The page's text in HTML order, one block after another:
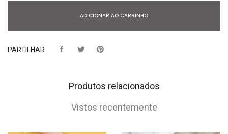
ADICIONAR AO CARRINHO
PARTILHAR
Produtos relacionados
Vistos recentemente